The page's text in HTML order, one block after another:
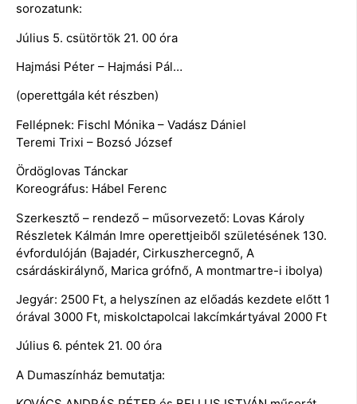
sorozatunk:
Július 5. csütörtök 21. 00 óra
Hajmási Péter – Hajmási Pál…
(operettgála két részben)
Fellépnek: Fischl Mónika – Vadász Dániel
Teremi Trixi – Bozsó József
Ördöglovas Tánckar
Koreográfus: Hábel Ferenc
Szerkesztő – rendező – műsorvezető: Lovas Károly
Részletek Kálmán Imre operettjeiből születésének 130.
évfordulóján (Bajadér, Cirkuszhercegnő, A
csárdáskirálynő, Marica grófnő, A montmartre-i ibolya)
Jegyár: 2500 Ft, a helyszínen az előadás kezdete előtt 1
órával 3000 Ft, miskolctapolcai lakcímkártyával 2000 Ft
Július 6. péntek 21. 00 óra
A Dumaszínház bemutatja: